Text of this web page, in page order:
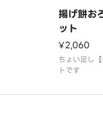
揚げ餅お
ット
¥2,060
ちょい足し
トです